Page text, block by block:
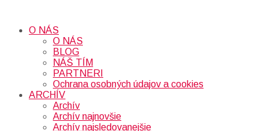
O NÁS
O NÁS
BLOG
NÁŠ TÍM
PARTNERI
Ochrana osobných údajov a cookies
ARCHÍV
Archív
Archív najnovšie
Archív najsledovanejšie